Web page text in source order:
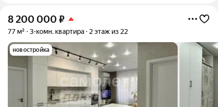
8 200 000 ₽
77 м² 3-комн. квартира 2 этаж из 22
новостройка